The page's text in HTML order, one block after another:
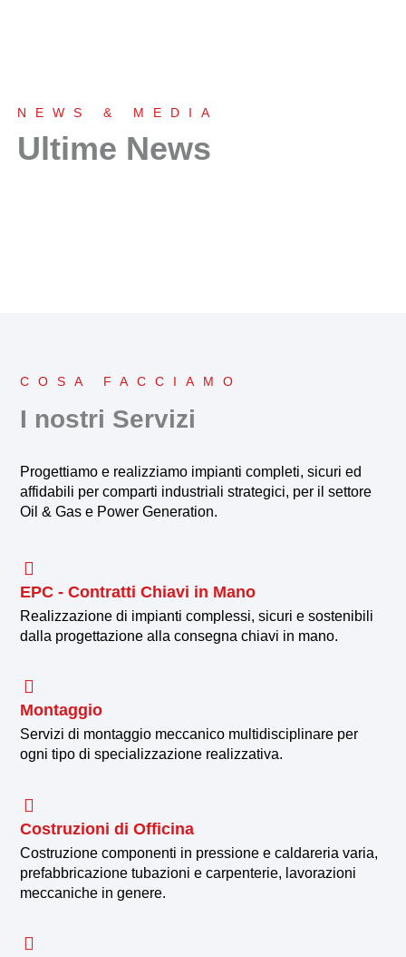
EPC Contractor
Soluzioni su Misura per Impianti Chiavi in Mano
NEWS & MEDIA
Ultime News
COSA FACCIAMO
I nostri Servizi
Progettiamo e realizziamo impianti completi, sicuri ed
affidabili per comparti industriali strategici, per il settore
Oil & Gas e Power Generation.
EPC - Contratti Chiavi in Mano
Realizzazione di impianti complessi, sicuri e sostenibili
dalla progettazione alla consegna chiavi in mano.
Montaggio
Servizi di montaggio meccanico multidisciplinare per
ogni tipo di specializzazione realizzativa.
Costruzioni di Officina
Costruzione componenti in pressione e caldareria varia,
prefabbricazione tubazioni e carpenterie, lavorazioni
meccaniche in genere.